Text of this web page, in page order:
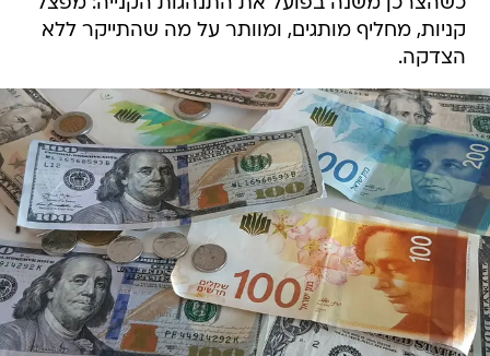
קניות, מחליף מותגים, ומוותר על מה שהתייקר ללא
הצדקה.